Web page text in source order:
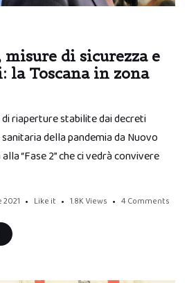
di sicurezza e
la Toscana in zona
riaperture stabilite dai decreti
della pandemia da Nuovo
“Fase 2” che ci vedrà convivere
2021 Like it 1.8K Views 4 Comments